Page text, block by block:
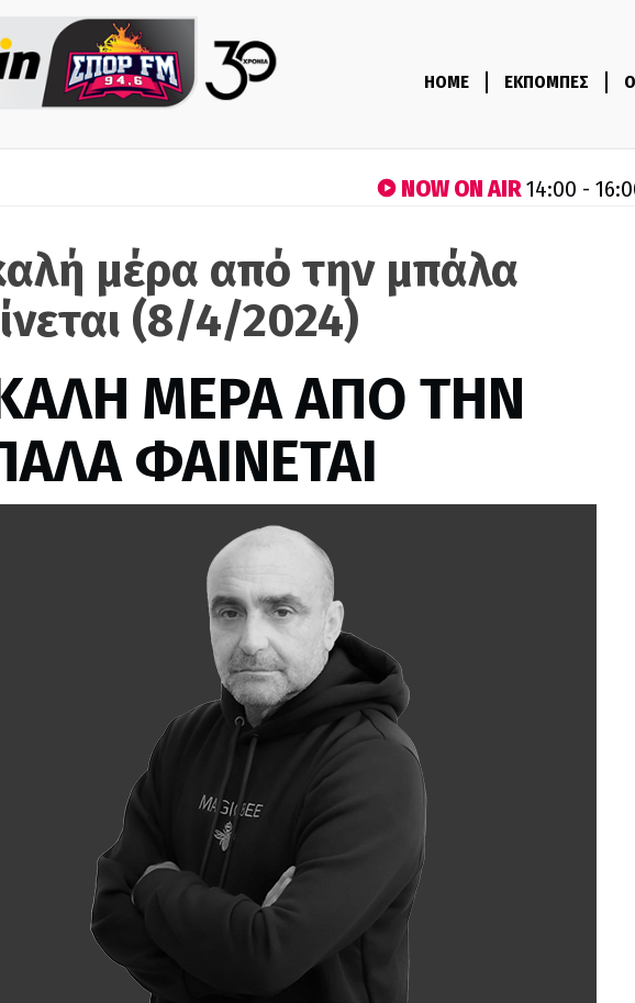
HOME ΕΚΠΟΜΠΕΣ
NOW ON AIR14:00 -
μέρα από την μπάλα
(8/4/2024)
ΜΕΡΑ ΑΠΟ ΤΗΝ
ΦΑΙΝΕΤΑΙ